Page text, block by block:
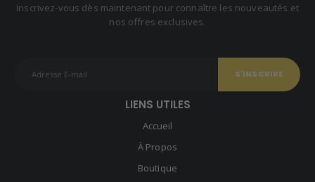
Inscrivez-vous dès maintenant pour connaître les nouveautés et
nos offres exclusives.
LIENS UTILES
Accueil
À Propos
Boutique